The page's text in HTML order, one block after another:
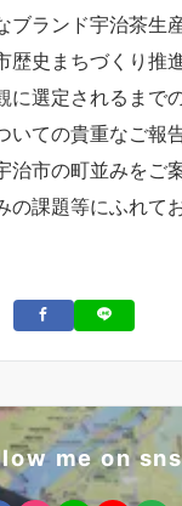
ブランド宇治茶生
歴史まちづくり推
に選定されるまで
いての貴重なご報
治市の町並みをご
の課題等にふれて
me on